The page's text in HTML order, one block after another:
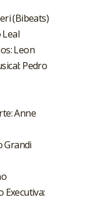
(Bibeats)
Leon
Pedro
Anne
Grandi
Executiva: